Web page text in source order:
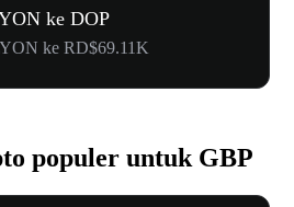
ke DOP
ke RD$69.11K
populer untuk GBP